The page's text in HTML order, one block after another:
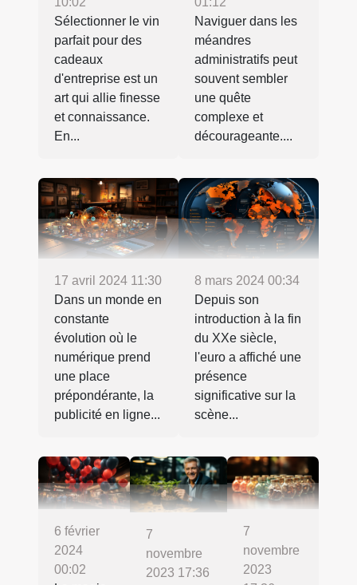
Sélectionner le vin
parfait pour des
cadeaux
d'entreprise est un
art qui allie finesse
et connaissance.
En...
Naviguer dans les
méandres
administratifs peut
souvent sembler
une quête
complexe et
décourageante....
17 avril 2024 11:30
Dans un monde en
constante
évolution où le
numérique prend
une place
prépondérante, la
publicité en ligne...
8 mars 2024 00:34
Depuis son
introduction à la fin
du XXe siècle,
l'euro a affiché une
présence
significative sur la
scène...
6 février
2024
00:02
7
novembre
2023 17:36
7
novembre
2023